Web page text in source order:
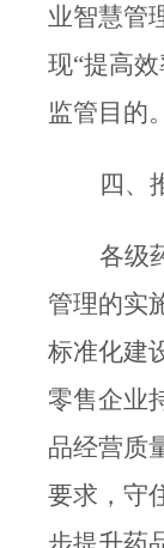
业智慧管
现“提高
监管目的。
四、
各级
管理的实
标准化建
零售企业
品经营质
要求，守